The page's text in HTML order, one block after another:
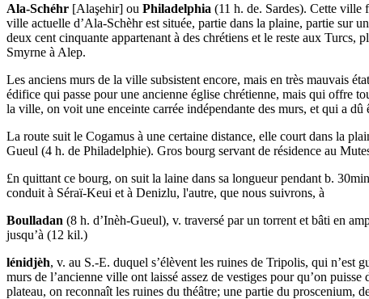
Ala-Schéhr [Alaşehir] ou Philadelphia (11 h. de. Sardes). Cette ville
ville actuelle d’Ala-Schèhr est située, partie dans la plaine, partie sur
deux cent cinquante appartenant à des chrétiens et le reste aux Turcs,
Smyrne à Alep.
Les anciens murs de la ville subsistent encore, mais en très mauvais
édifice qui passe pour une ancienne église chrétienne, mais qui offre
la ville, on voit une enceinte carrée indépendante des murs, et qui a dû
La route suit le Cogamus à une certaine distance, elle court dans la
Gueul (4 h. de Philadelphie). Gros bourg servant de résidence au
£n quittant ce bourg, on suit la laine dans sa longueur pendant b.
conduit à Séraï-Keui et à Denizlu, l'autre, que nous suivrons, à
Boulladan (8 h. d’Inèh-Gueul), v. traversé par un torrent et bâti en
jusqu’à (12 kil.)
lénidjèh, v. au S.-E. duquel s’élèvent les ruines de Tripolis, qui n’est
murs de l’ancienne ville ont laissé assez de vestiges pour qu’on
plateau, on reconnaît les ruines du théâtre; une partie du proscenium,